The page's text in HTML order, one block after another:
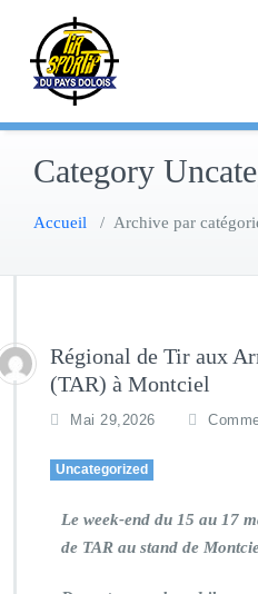
content
Category
Accueil / Archive par
Régional de Tir aux
(TAR) à Montciel
Mai 29,2026
Uncategorized
Le week-end du 15 au 17
de TAR au stand de